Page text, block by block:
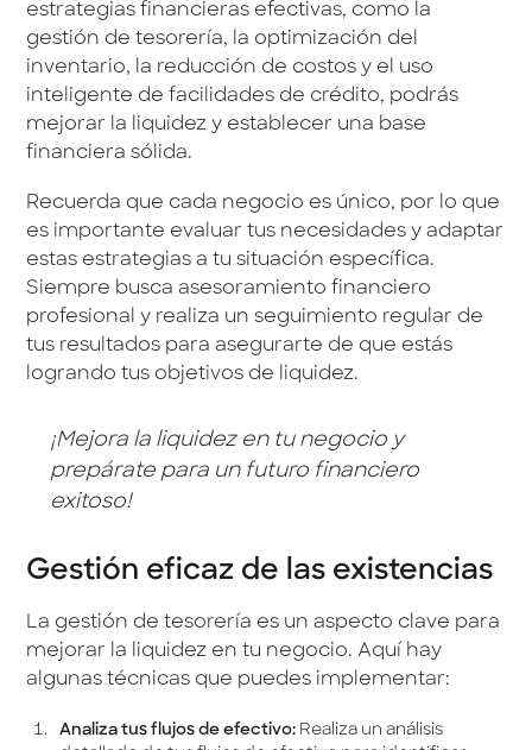
estrategias financieras efectivas, como la
gestión de tesorería, la optimización del
inventario, la reducción de costos y el uso
inteligente de facilidades de crédito, podrás
mejorar la liquidez y establecer una base
financiera sólida.
Recuerda que cada negocio es único, por lo que
es importante evaluar tus necesidades y adaptar
estas estrategias a tu situación específica.
Siempre busca asesoramiento financiero
profesional y realiza un seguimiento regular de
tus resultados para asegurarte de que estás
logrando tus objetivos de liquidez.
¡Mejora la liquidez en tu negocio y
prepárate para un futuro financiero
exitoso!
Gestión eficaz de las existencias
La gestión de tesorería es un aspecto clave para
mejorar la liquidez en tu negocio. Aquí hay
algunas técnicas que puedes implementar:
Analiza tus flujos de efectivo: Realiza un análisis